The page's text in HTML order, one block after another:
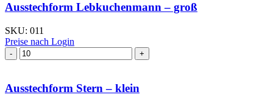
Ausstechform Lebkuchenmann – groß
SKU: 011
Preise nach Login
Ausstechform Lebkuchenmann
–
Menge
Ausstechform Stern – klein